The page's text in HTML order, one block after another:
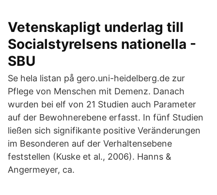
Vetenskapligt underlag till
Socialstyrelsens nationella -
SBU
Se hela listan på gero.uni-heidelberg.de zur
Pflege von Menschen mit Demenz. Danach
wurden bei elf von 21 Studien auch Parameter
auf der Bewohnerebene erfasst. In fünf Studien
ließen sich signifikante positive Veränderungen
im Besonderen auf der Verhaltensebene
feststellen (Kuske et al., 2006). Hanns &
Angermeyer, ca.